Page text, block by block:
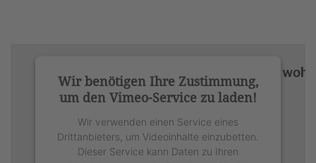
Wir benötigen Ihre Zustimmung,
um den Vimeo-Service zu laden!
Wir verwenden einen Service eines
Drittanbieters, um Videoinhalte einzubetten.
Dieser Service kann Daten zu Ihren